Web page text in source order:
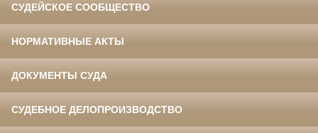
СУДЕЙСКОЕ СООБЩЕСТВО
НОРМАТИВНЫЕ АКТЫ
ДОКУМЕНТЫ СУДА
СУДЕБНОЕ ДЕЛОПРОИЗВОДСТВО